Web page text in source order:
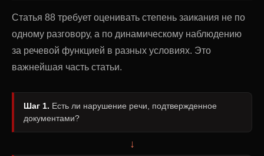
Статья 88 требует оценивать степень заикания не по
одному разговору, а по динамическому наблюдению
за речевой функцией в разных условиях. Это
важнейшая часть статьи.
Шаг 1. Есть ли нарушение речи, подтвержденное
документами?
↓